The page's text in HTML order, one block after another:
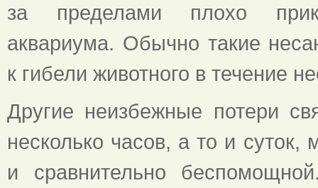
за пределами плохо
аквариума. Обычно такие
к гибели животного в течение
Другие неизбежные потери
несколько часов, а то и суток,
и сравнительно